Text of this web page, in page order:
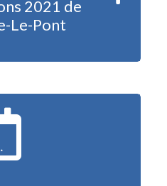
2021 de
Le-Pont